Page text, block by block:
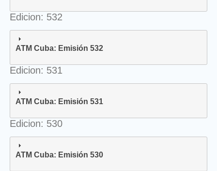
Edicion: 532
ATM Cuba: Emisión 532
Edicion: 531
ATM Cuba: Emisión 531
Edicion: 530
ATM Cuba: Emisión 530